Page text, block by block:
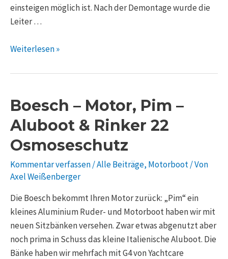
einsteigen möglich ist. Nach der Demontage wurde die
Leiter …
Weiterlesen »
Boesch – Motor, Pim –
Aluboot & Rinker 22
Osmoseschutz
Kommentar verfassen/Alle Beiträge, Motorboot/ Von
Axel Weißenberger
Die Boesch bekommt Ihren Motor zurück: „Pim“ ein
kleines Aluminium Ruder- und Motorboot haben wir mit
neuen Sitzbänken versehen. Zwar etwas abgenutzt aber
noch prima in Schuss das kleine Italienische Aluboot. Die
Bänke haben wir mehrfach mit G4 von Yachtcare
Boesch
Motor,
Pim
Aluboot
Rinker
22
Osmoseschutz